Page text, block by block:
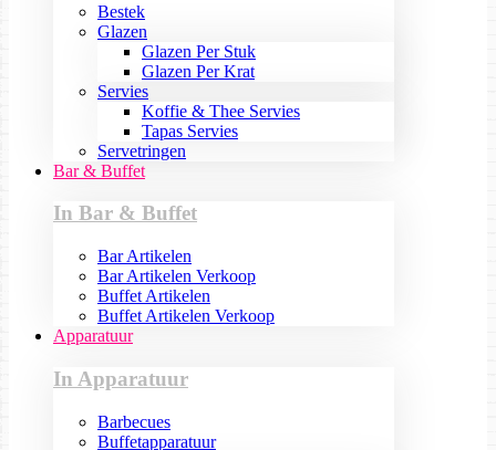
Bestek
Glazen
Glazen Per Stuk
Glazen Per Krat
Servies
Koffie & Thee Servies
Tapas Servies
Servetringen
Bar & Buffet
In Bar & Buffet
Bar Artikelen
Bar Artikelen Verkoop
Buffet Artikelen
Buffet Artikelen Verkoop
Apparatuur
In Apparatuur
Barbecues
Buffetapparatuur